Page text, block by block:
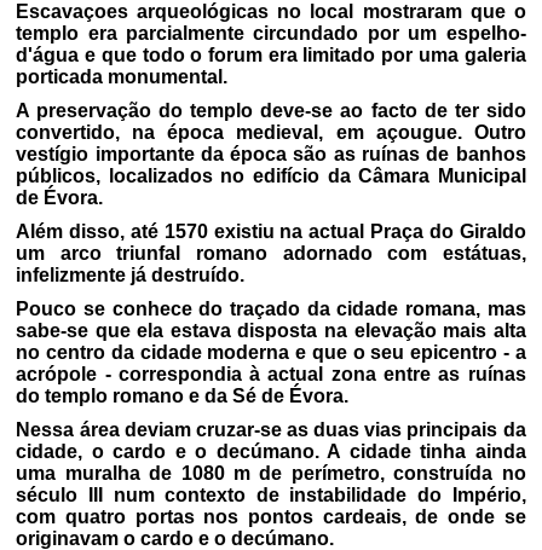
Escavaçoes arqueológicas no local mostraram que o
templo era parcialmente circundado por um espelho-
d'água e que todo o forum era limitado por uma galeria
porticada monumental.
A preservação do templo deve-se ao facto de ter sido
convertido, na época medieval, em açougue. Outro
vestígio importante da época são as ruínas de banhos
públicos, localizados no edifício da Câmara Municipal
de Évora.
Além disso, até 1570 existiu na actual Praça do Giraldo
um arco triunfal romano adornado com estátuas,
infelizmente já destruído.
Pouco se conhece do traçado da cidade romana, mas
sabe-se que ela estava disposta na elevação mais alta
no centro da cidade moderna e que o seu epicentro - a
acrópole - correspondia à actual zona entre as ruínas
do templo romano e da Sé de Évora.
Nessa área deviam cruzar-se as duas vias principais da
cidade, o cardo e o decúmano. A cidade tinha ainda
uma muralha de 1080 m de perímetro, construída no
século III num contexto de instabilidade do Império,
com quatro portas nos pontos cardeais, de onde se
originavam o cardo e o decúmano.